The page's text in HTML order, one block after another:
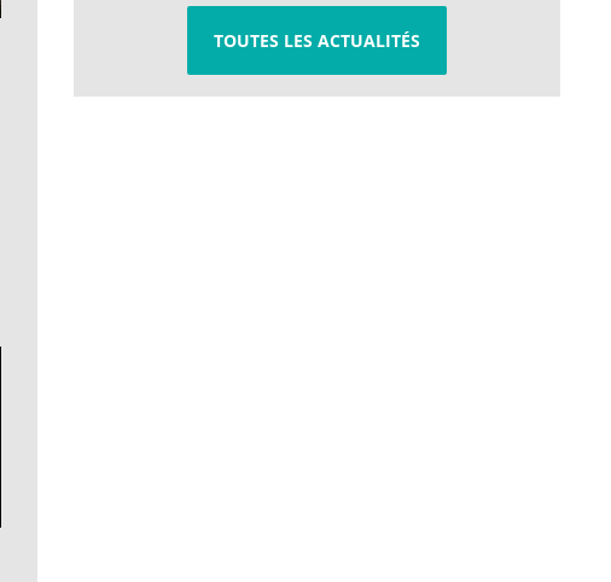
TOUTES LES ACTUALITÉS